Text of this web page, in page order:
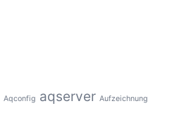
Aqconfig aqserver Aufzeichnung